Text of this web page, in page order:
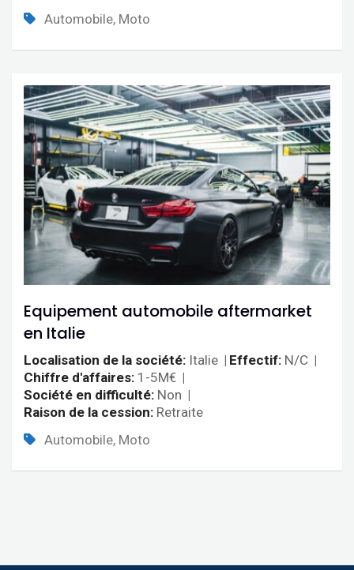
Automobile, Moto
Equipement automobile aftermarket
en Italie
Localisation de la société Italie Effectif N/C
Chiffre d'affaires 1-5M€
Société en difficulté Non
Raison de la cession Retraite
Automobile, Moto